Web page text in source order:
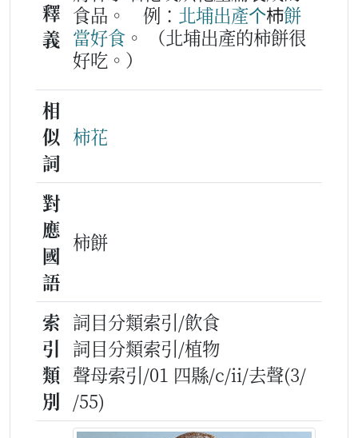
釋
義
食品。
例： 北埔出產个杮餅
當好食 。
（北埔出產的柿餅很
好吃。）
相
似
詞
柿花
對
應
國
語
柿餅
索
引
類
別
詞目分類索引/飲食
詞目分類索引/植物
聲母索引/01 四縣/c/ii/去聲(3/
/55)